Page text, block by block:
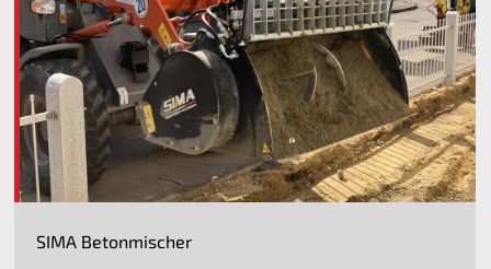
SIMA Betonmischer